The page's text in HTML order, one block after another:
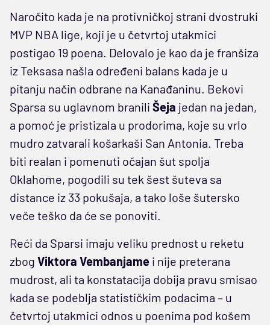
Naročito kada je na protivničkoj strani dvostruki
MVP NBA lige, koji je u četvrtoj utakmici
postigao 19 poena. Delovalo je kao da je franšiza
iz Teksasa našla određeni balans kada je u
pitanju način odbrane na Kanađaninu. Bekovi
Sparsa su uglavnom branili Šeja jedan na jedan,
a pomoć je pristizala u prodorima, koje su vrlo
mudro zatvarali košarkaši San Antonia. Treba
biti realan i pomenuti očajan šut spolja
Oklahome, pogodili su tek šest šuteva sa
distance iz 33 pokušaja, a tako loše šutersko
veče teško da će se ponoviti.
Reći da Sparsi imaju veliku prednost u reketu
zbog Viktora Vembanjame i nije preterana
mudrost, ali ta konstatacija dobija pravu smisao
kada se podeblja statističkim podacima – u
četvrtoj utakmici odnos u poenima pod košem